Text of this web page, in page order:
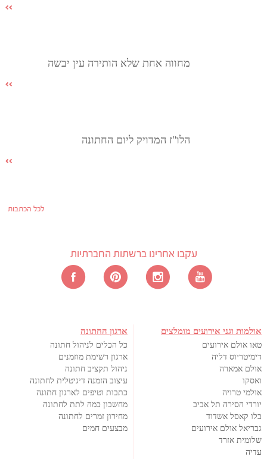
מחווה אחת שלא הותירה עין יבשה
הלו"ז המדויק ליום החתונה
לכל הכתבות
עקבו אחרינו ברשתות החברתיות
אולמות וגני אירועים מומלצים
טאו אולם אירועים
דימיטריוס דליה
אולם אמארה
ואסקו
אולמי טרויה
יורדי הסירה תל אביב
בלו קאסל אשדוד
גבריאל אולם אירועים
שלומית אזרד
עדיה
ארגון החתונה
כל הכלים לניהול חתונה
ארגון רשימת מוזמנים
ניהול תקציב חתונה
עיצוב הזמנה דיגיטלית לחתונה
כתבות וטיפים לארגון חתונה
מחשבון כמה לתת לחתונה
מחירון זמרים לחתונה
מבצעים חמים